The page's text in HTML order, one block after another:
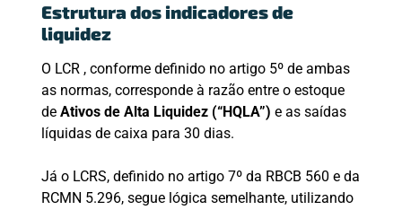
Estrutura dos indicadores de
liquidez
O LCR , conforme definido no artigo 5º de ambas
as normas, corresponde à razão entre o estoque
de Ativos de Alta Liquidez (“HQLA”) e as saídas
líquidas de caixa para 30 dias.
Já o LCRS, definido no artigo 7º da RBCB 560 e da
RCMN 5.296, segue lógica semelhante, utilizando